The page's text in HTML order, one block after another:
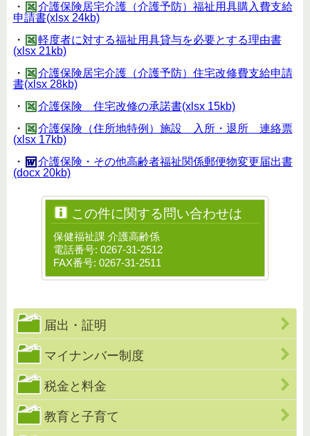
・
介護保険居宅介護（介護予防）福祉用具購入費支給
申請書(xlsx 24kb)
・
軽度者に対する福祉用具貸与を必要とする理由書
(xlsx 21kb)
・
介護保険居宅介護（介護予防）住宅改修費支給申請
書(xlsx 28kb)
・
介護保険 住宅改修の承諾書(xlsx 15kb)
・
介護保険（住所地特例）施設 入所・退所 連絡票
(xlsx 17kb)
・
介護保険・その他高齢者福祉関係郵便物変更届出書
(docx 20kb)
この件に関する問い合わせは
保健福祉課 介護高齢係
電話番号: 0267-31-2512
FAX番号: 0267-31-2511
届出・証明
マイナンバー制度
税金と料金
教育と子育て